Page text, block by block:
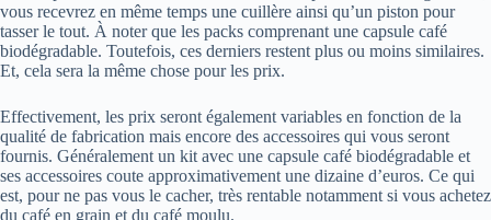
vous recevrez en même temps une cuillère ainsi qu’un piston pour
tasser le tout. À noter que les packs comprenant une capsule café
biodégradable. Toutefois, ces derniers restent plus ou moins similaires.
Et, cela sera la même chose pour les prix.
Effectivement, les prix seront également variables en fonction de la
qualité de fabrication mais encore des accessoires qui vous seront
fournis. Généralement un kit avec une capsule café biodégradable et
ses accessoires coute approximativement une dizaine d’euros. Ce qui
est, pour ne pas vous le cacher, très rentable notamment si vous achetez
du café en grain et du café moulu.